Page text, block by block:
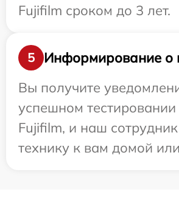
Fujifilm сроком до 3 лет.
5
Информирование о
Вы получите
успешном тестировании
Fujifilm, и наш
технику к вам домой